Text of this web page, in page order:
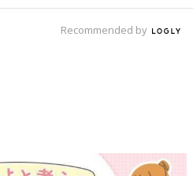
Recommended by
【ワクチン接種でき